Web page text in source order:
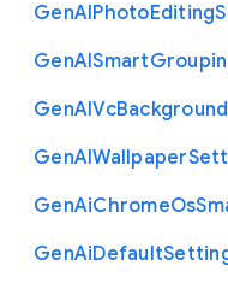
GenAIPhotoEditing
GenAISmart
GenAIVcBackground
GenAIWallpaper
GenAiChromeOs
GenAiDefault